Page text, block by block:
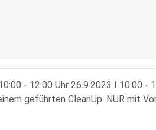
- 12:00 Uhr 26.9.2023 ꟾ 10:00 -
geführten CleanUp. NUR mit